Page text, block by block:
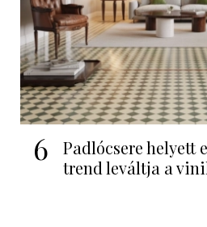
6
Padlócsere helyett
trend leváltja a